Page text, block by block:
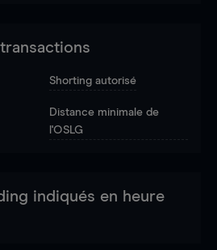
Shorting autorisé
Distance minimale de
l'OSLG
indiqués en heure